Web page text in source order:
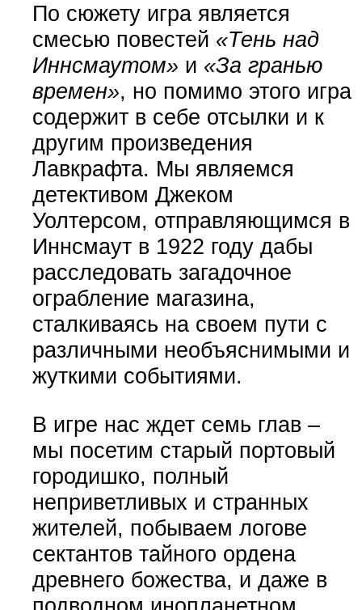
По сюжету игра является
смесью повестей «Тень над
Иннсмаутом» и «За гранью
времен», но помимо этого игра
содержит в себе отсылки и к
другим произведения
Лавкрафта. Мы являемся
детективом Джеком
Уолтерсом, отправляющимся в
Иннсмаут в 1922 году дабы
расследовать загадочное
ограбление магазина,
сталкиваясь на своем пути с
различными необъяснимыми и
жуткими событиями.
В игре нас ждет семь глав –
мы посетим старый портовый
городишко, полный
неприветливых и странных
жителей, побываем логове
сектантов тайного ордена
древнего божества, и даже в